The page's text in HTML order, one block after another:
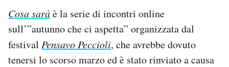
SHOP
CALENDARIO
Cosa saràè la serie di incontri online
sull’”autunno che ci aspetta” organizzata dal
festival Pensavo Peccioli, che avrebbe dovuto
tenersi lo scorso marzo ed è stato rinviato a causa